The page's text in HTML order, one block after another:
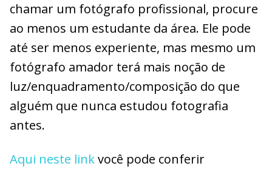
chamar um fotógrafo profissional, procure
ao menos um estudante da área. Ele pode
até ser menos experiente, mas mesmo um
fotógrafo amador terá mais noção de
luz/enquadramento/composição do que
alguém que nunca estudou fotografia
antes.
Aqui neste linkvocê pode conferir